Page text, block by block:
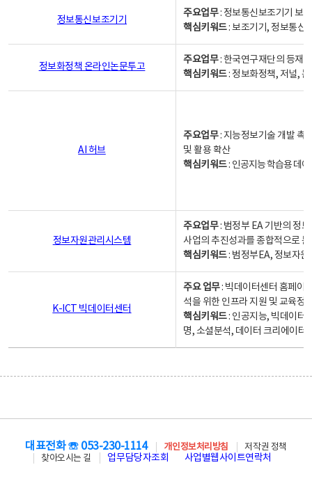
정보통신보조기기
주요업무: 정보통신보조기기 보
핵심키워드: 보조기기, 정보통신
정보화정책 온라인논문투고
주요업무: 한국연구재단의 등재
핵심키워드: 정보화정책, 저널,
AI 허브
주요업무: 지능정보기술 개발 촉
및 활용 확산
핵심키워드: 인공지능 학습용 데
정보자원관리시스템
주요업무: 범정부 EA 기반의 정
사업의 추진성과를 종합적으로
핵심키워드: 범정부EA, 정보자
K-ICT 빅데이터센터
주요 업무: 빅데이터센터 홈페이
석을 위한 인프라 지원 및 교육정
핵심키워드: 인공지능, 빅데이터,
명, 소셜분석, 데이터 크리에이터
대표전화 ☏ 053-230-1114 개인정보처리방침
저작권 정책
찾아오시는 길
업무담당자조회 사업별웹사이트연락처